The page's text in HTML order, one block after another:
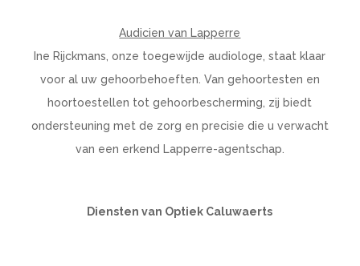
Audicien van Lapperre
Ine Rijckmans, onze toegewijde audiologe, staat klaar
voor al uw gehoorbehoeften. Van gehoortesten en
hoortoestellen tot gehoorbescherming, zij biedt
ondersteuning met de zorg en precisie die u verwacht
van een erkend Lapperre-agentschap.
Diensten van Optiek Caluwaerts